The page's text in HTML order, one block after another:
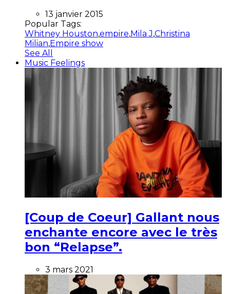
13 janvier 2015
Popular Tags:
Whitney Houston,empire,Mila J,Christina
Milian,Empire show
See All
Music Feelings
[Coup de Coeur] Gallant nous
enchante encore avec le très
bon “Relapse”.
3 mars 2021